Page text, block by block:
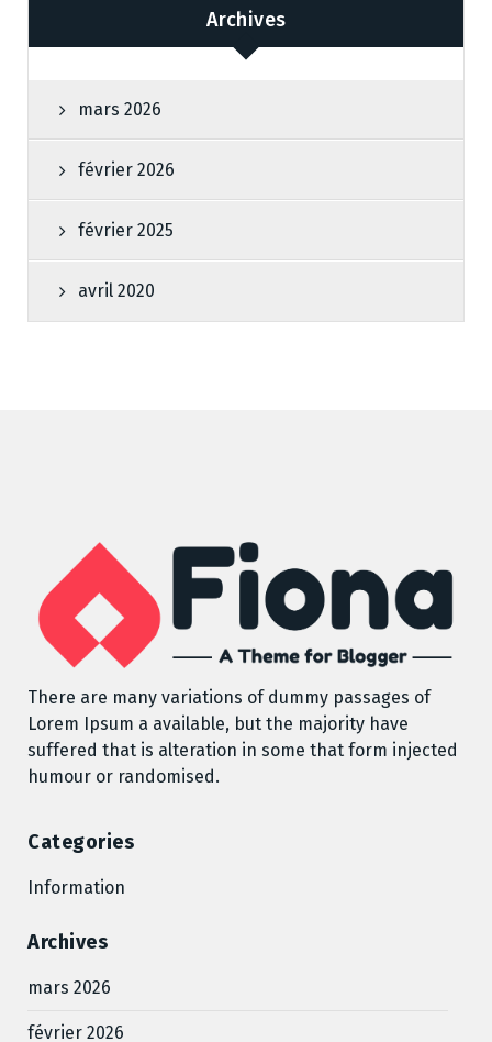
Archives
mars 2026
février 2026
février 2025
avril 2020
There are many variations of dummy passages of
Lorem Ipsum a available, but the majority have
suffered that is alteration in some that form injected
humour or randomised.
Categories
Information
Archives
mars 2026
février 2026